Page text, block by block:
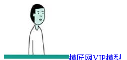
模匠网VIP模型